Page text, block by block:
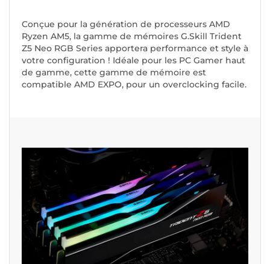
Conçue pour la génération de processeurs AMD
Ryzen AM5, la gamme de mémoires G.Skill Trident
Z5 Neo RGB Series apportera performance et style à
votre configuration ! Idéale pour les PC Gamer haut
de gamme, cette gamme de mémoire est
compatible AMD EXPO, pour un overclocking facile.